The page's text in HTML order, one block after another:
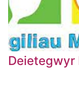
Deietegwyr